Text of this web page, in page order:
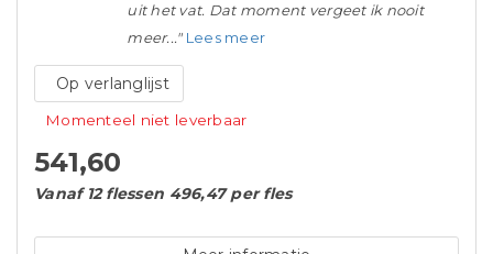
uit het vat. Dat moment vergeet ik nooit
meer..." Lees meer
Op verlanglijst
Momenteel niet leverbaar
541,60
Vanaf 12 flessen 496,47 per fles